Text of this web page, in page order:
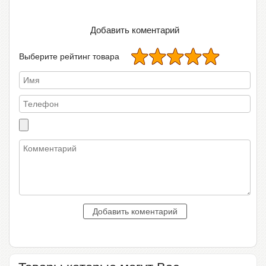
Добавить коментарий
Выберите рейтинг товара